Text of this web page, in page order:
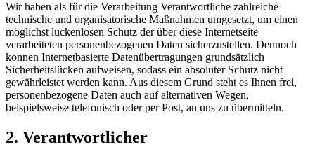
Wir haben als für die Verarbeitung Verantwortliche zahlreiche
technische und organisatorische Maßnahmen umgesetzt, um einen
möglichst lückenlosen Schutz der über diese Internetseite
verarbeiteten personenbezogenen Daten sicherzustellen. Dennoch
können Internetbasierte Datenübertragungen grundsätzlich
Sicherheitslücken aufweisen, sodass ein absoluter Schutz nicht
gewährleistet werden kann. Aus diesem Grund steht es Ihnen frei,
personenbezogene Daten auch auf alternativen Wegen,
beispielsweise telefonisch oder per Post, an uns zu übermitteln.
2. Verantwortlicher